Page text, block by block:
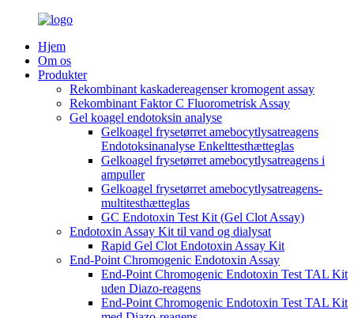
Hjem
Om os
Produkter
Rekombinant kaskadereagenser kromogent assay
Rekombinant Faktor C Fluorometrisk Assay
Gel koagel endotoksin analyse
Gelkoagel frysetørret amebocytlysatreagens
Endotoksinanalyse Enkelttesthætteglas
Gelkoagel frysetørret amebocytlysatreagens i
ampuller
Gelkoagel frysetørret amebocytlysatreagens-
multitesthætteglas
GC Endotoxin Test Kit (Gel Clot Assay)
Endotoxin Assay Kit til vand og dialysat
Rapid Gel Clot Endotoxin Assay Kit
End-Point Chromogenic Endotoxin Assay
End-Point Chromogenic Endotoxin Test TAL Kit
uden Diazo-reagens
End-Point Chromogenic Endotoxin Test TAL Kit